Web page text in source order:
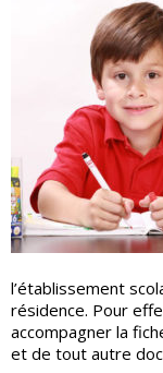
l’établissement
résidence. Pour
accompagner la
et de tout autre